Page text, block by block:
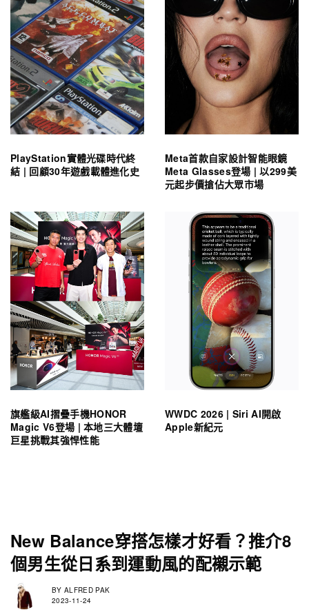
PlayStation實體光碟時代終
結 | 回顧30年遊戲載體進化史
Meta首款自家設計智能眼鏡
Meta Glasses登場 | 以299美
元起步價搶佔大眾市場
旗艦級AI摺疊手機HONOR
Magic V6登場 | 本地三大體壇
巨星挑戰其強悍性能
WWDC 2026 | Siri AI開啟
Apple新紀元
New Balance穿搭怎樣才好看？推介8
個男生從日系到運動風的配襯示範
BY ALFRED PAK
2023-11-24